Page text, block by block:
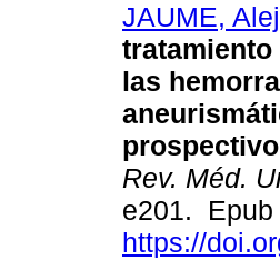
JAUME,
las
Rev. Méd.
e201. Epub
https://